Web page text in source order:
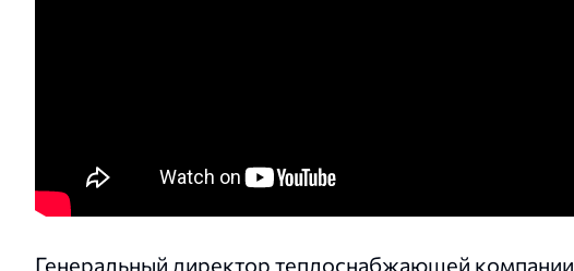
Генеральный директор теплоснабжающей